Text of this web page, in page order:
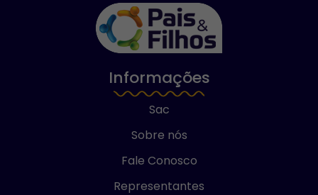
Informações
Sac
Sobre nós
Fale Conosco
Representantes